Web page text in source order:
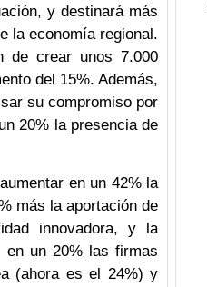
y destinará más
la economía regional.
de crear unos 7.000
del 15%. Además,
su compromiso por
20% la presencia de
en un 42% la
más la aportación de
innovadora, y la
en un 20% las firmas
(ahora es el 24%) y